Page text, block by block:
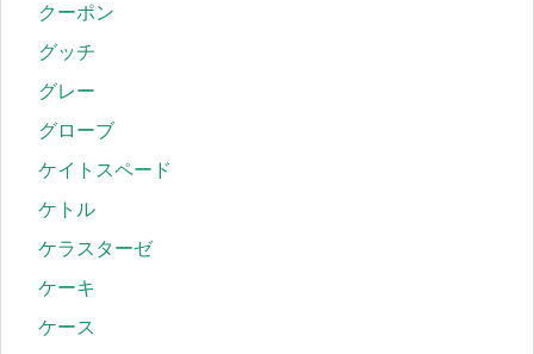
クーポン
グッチ
グレー
グローブ
ケイトスペード
ケトル
ケラスターゼ
ケーキ
ケース